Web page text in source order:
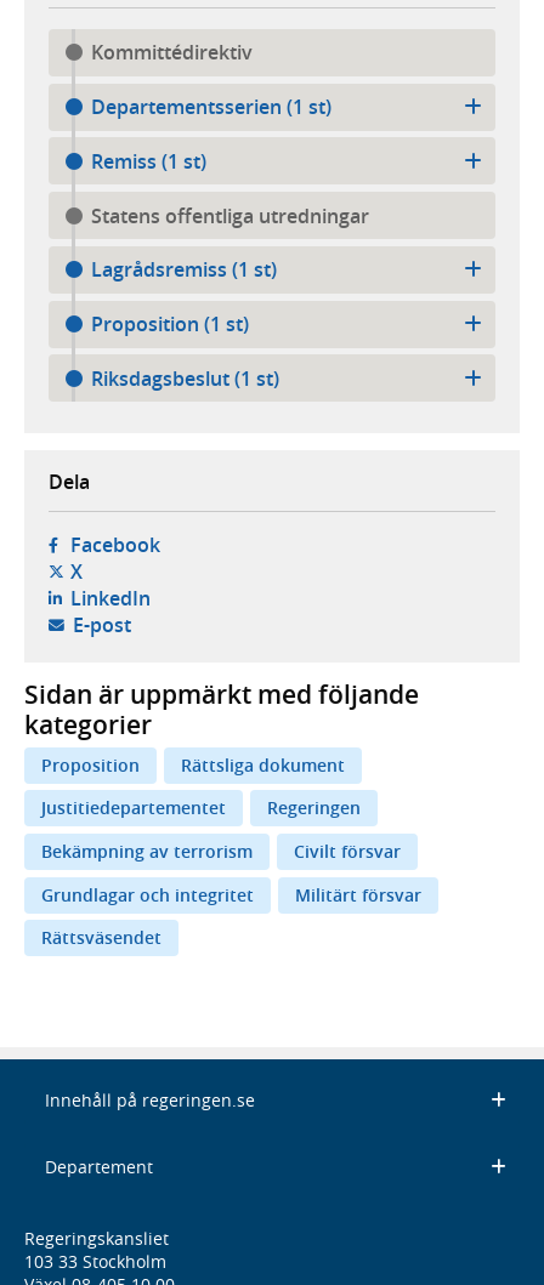
Kommittédirektiv
Departementsserien (1 st)
Remiss (1 st)
Statens offentliga utredningar
Lagrådsremiss (1 st)
Proposition (1 st)
Riksdagsbeslut (1 st)
Dela
Facebook- öppnas i ny flik, extern webbplats,
X- öppnas i ny flik, extern webbplats,
LinkedIn- öppnas i ny flik, extern webbplats,
E-post- öppnar din e-postklient,
Sidan är uppmärkt med följande
kategorier
Proposition
Rättsliga dokument
Justitiedepartementet
Regeringen
Bekämpning av terrorism
Civilt försvar
Grundlagar och integritet
Militärt försvar
Rättsväsendet
Innehåll på regeringen.se
Departement
Regeringskansliet
103 33 Stockholm